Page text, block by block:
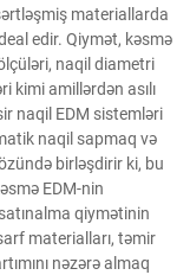
materiallarda
edir. Qiymət, kəsmə
naqil diametri
kimi amillərdən asılı
naqil EDM sistemləri
naqil sapmaq və
birləşdirir ki, bu
EDM-nin
qiymətinin
materialları, təmir
nəzərə almaq